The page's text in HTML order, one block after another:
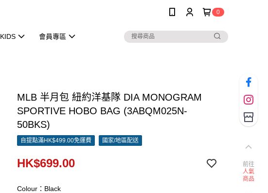
0
KIDS 會員專區
MLB 半月包 紐約洋基隊 DIA MONOGRAM
SPORTIVE HOBO BAG (3ABQM025N-
50BKS)
自提點滿HK$499.00免運費 國家/地區配送
HK$699.00
Colour：Black
前往
人氣
商品